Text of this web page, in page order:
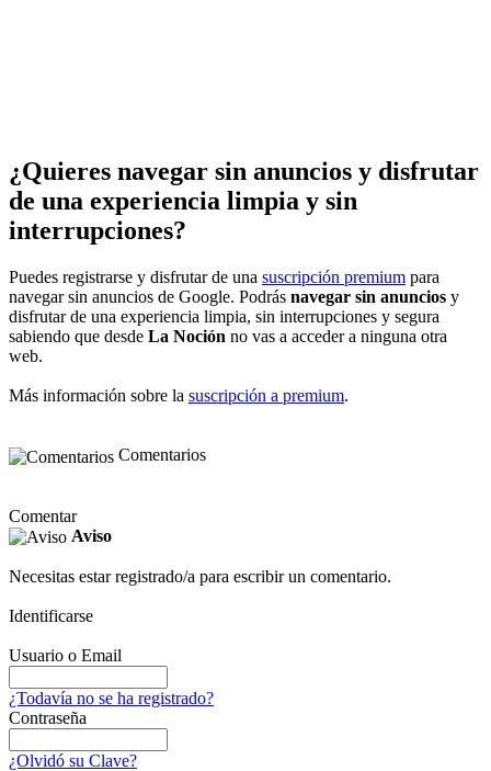
¿Quieres navegar sin anuncios y disfrutar
de una experiencia limpia y sin
interrupciones?
Puedes registrarse y disfrutar de una suscripción premium para
navegar sin anuncios de Google. Podrás navegar sin anuncios y
disfrutar de una experiencia limpia, sin interrupciones y segura
sabiendo que desde La Noción no vas a acceder a ninguna otra
web.
Más información sobre la suscripción a premium.
Comentarios
Comentar
Aviso
Necesitas estar registrado/a para escribir un comentario.
Identificarse
Usuario o Email
¿Todavía no se ha registrado?
Contraseña
¿Olvidó su Clave?